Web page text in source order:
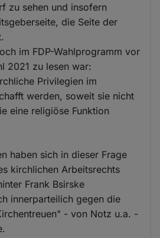
zu sehen und insofern
die Seite der
im FDP-Wahlprogramm vor
2021 zu lesen war:
Privilegien im
werden, soweit sie nicht
eine religiöse Funktion
haben sich in dieser Frage
kirchlichen Arbeitsrechts
Frank Bsirske
innerparteilich gegen die
- von Notz u.a. -